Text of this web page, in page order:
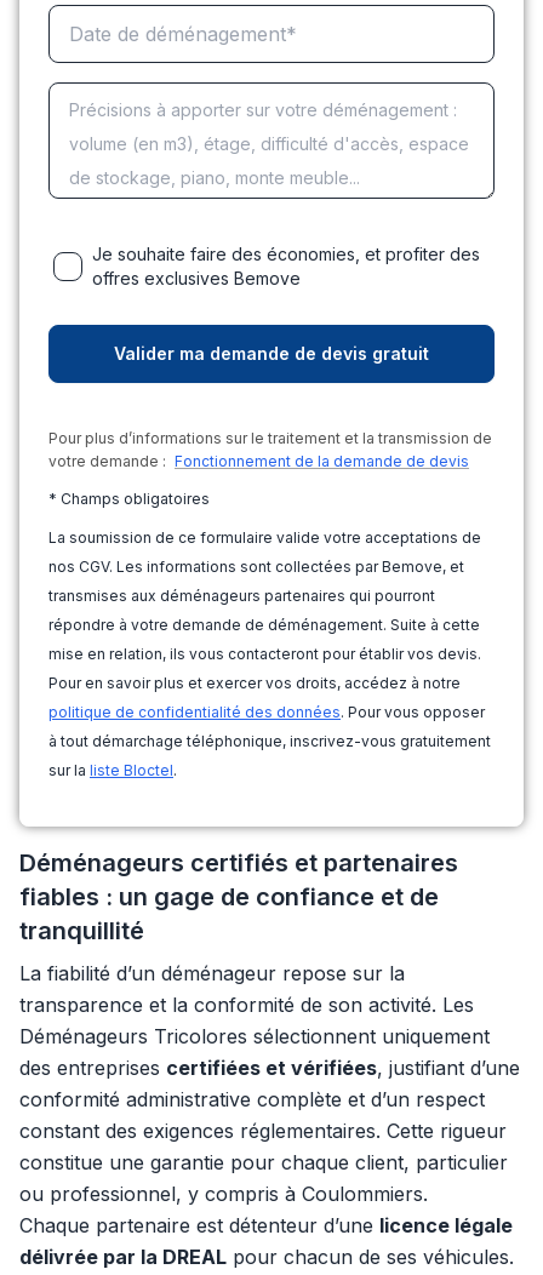
Je souhaite faire des économies, et profiter des
offres exclusives Bemove
Pour plus d’informations sur le traitement et la transmission de
votre demande : Fonctionnement de la demande de devis
* Champs obligatoires
La soumission de ce formulaire valide votre acceptations de
nos CGV. Les informations sont collectées par Bemove, et
transmises aux déménageurs partenaires qui pourront
répondre à votre demande de déménagement. Suite à cette
mise en relation, ils vous contacteront pour établir vos devis.
Pour en savoir plus et exercer vos droits, accédez à notre
politique de confidentialité des données. Pour vous opposer
à tout démarchage téléphonique, inscrivez-vous gratuitement
sur la liste Bloctel.
Déménageurs certifiés et partenaires
fiables : un gage de confiance et de
tranquillité
La fiabilité d’un déménageur repose sur la
transparence et la conformité de son activité. Les
Déménageurs Tricolores sélectionnent uniquement
des entreprises certifiées et vérifiées, justifiant d’une
conformité administrative complète et d’un respect
constant des exigences réglementaires. Cette rigueur
constitue une garantie pour chaque client, particulier
ou professionnel, y compris à Coulommiers.
Chaque partenaire est détenteur d’une licence légale
délivrée par la DREAL pour chacun de ses véhicules.